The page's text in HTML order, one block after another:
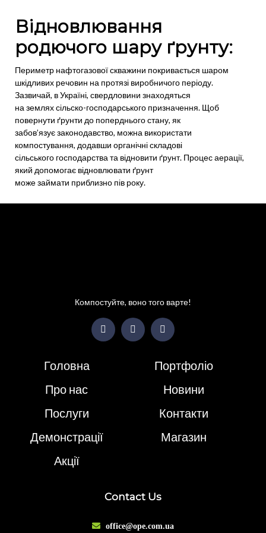
Відновлювання
родючого шару ґрунту:
Периметр нафтогазової скважини покривається шаром
шкідливих речовин на протязі виробничого періоду.
Зазвичай, в Україні, свердловини знаходяться
на землях сільско-господарського призначення. Щоб
повернути ґрунти до поперднього стану, як
забов’язує законодавство, можна використати
компостування, додавши органічні складові
сільського господарства та відновити ґрунт. Процес аерації,
який допомогає відновлювати ґрунт
може займати приблизно пів року.
Компостуйте, воно того варте!
Головна
Про нас
Послуги
Демонстрації
Акції
Портфоліо
Новини
Контакти
Магазин
Contact Us
office@ope.com.ua